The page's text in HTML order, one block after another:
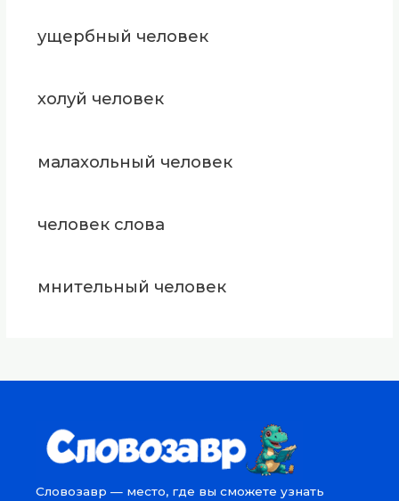
ущербный человек
холуй человек
малахольный человек
человек слова
мнительный человек
Словозавр — место, где вы сможете узнать